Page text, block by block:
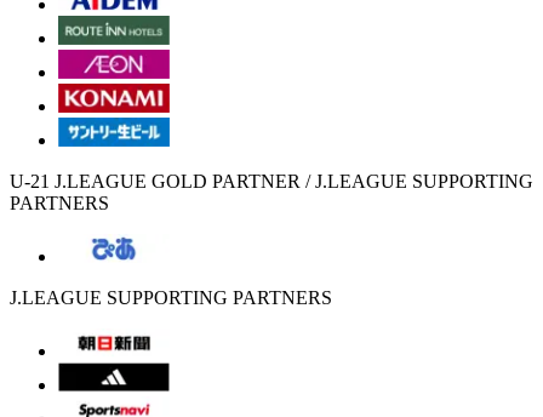
U-21 J.LEAGUE GOLD PARTNER / J.LEAGUE SUPPORTING
PARTNERS
J.LEAGUE SUPPORTING PARTNERS